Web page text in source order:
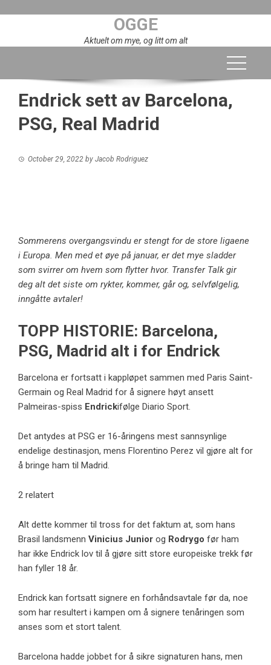
OGGE
Aktuelt om mye, og litt om alt
Endrick sett av Barcelona, ​​
PSG, Real Madrid
October 29, 2022 by Jacob Rodriguez
Sommerens overgangsvindu er stengt for de store ligaene
i Europa. Men med et øye på januar, er det mye sladder
som svirrer om hvem som flytter hvor. Transfer Talk gir
deg alt det siste om rykter, kommer, går og, selvfølgelig,
inngåtte avtaler!
TOPP HISTORIE: Barcelona, ​​
PSG, Madrid alt i for Endrick
Barcelona er fortsatt i kappløpet sammen med Paris Saint-
Germain og Real Madrid for å signere høyt ansett
Palmeiras-spiss Endrickifølge Diario Sport.
Det antydes at PSG er 16-åringens mest sannsynlige
endelige destinasjon, mens Florentino Perez vil gjøre alt for
å bringe ham til Madrid.
2 relatert
Alt dette kommer til tross for det faktum at, som hans
Brasil landsmenn Vinicius Junior og Rodrygo før ham
har ikke Endrick lov til å gjøre sitt store europeiske trekk før
han fyller 18 år.
Endrick kan fortsatt signere en forhåndsavtale før da, noe
som har resultert i kampen om å signere tenåringen som
anses som et stort talent.
Barcelona hadde jobbet for å sikre signaturen hans, men